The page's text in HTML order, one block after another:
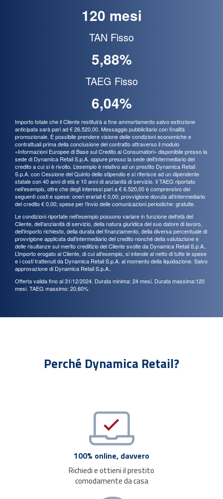
120 mesi
TAN Fisso
5,88%
TAEG Fisso
6,04%
Importo totale che il Cliente restituirà a fine ammortamento salvo estinzione
anticipata sarà pari ad € 26.520,00. Messaggio pubblicitario con finalità
promozionale. È possibile prendere visione delle condizioni economiche e
contrattuali prima della conclusione del contratto attraverso il modulo
«Informazioni Europee di Base sul Credito ai Consumatori» disponibile presso la
sede di Dynamica Retail S.p.A. oppure presso la sede dell’intermediario del
credito a cui si è rivolto. L’esempio è relativo ad un prestito Dynamica Retail
S.p.A. con Cessione del Quinto dello stipendio e si riferisce ad un dipendente
statale con 40 anni di età e 10 anni di anzianità di servizio. Il TAEG riportato
nell’esempio, oltre che degli interessi pari a € 6.520,00 è comprensivo dei
seguenti costi e spese: oneri erariali € 0,00; provvigione dovuta all’intermediario
del credito € 0,00; spese per l’invio delle comunicazioni periodiche: gratuite.
Le condizioni riportate nell’esempio possono variare in funzione dell’età del
Cliente, dell’anzianità di servizio, della natura giuridica del suo datore di lavoro,
dell’importo richiesto, della durata del finanziamento, della diversa percentuale di
provvigione applicata dall’intermediario del credito nonché della valutazione e
delle risultanze sul merito creditizio del Cliente svolte da Dynamica Retail S.p.A..
L’importo erogato al Cliente, di cui all’esempio, si intende al netto di tutte le spese
e i costi trattenuti da Dynamica Retail S.p.A. al momento della liquidazione. Salvo
approvazione di Dynamica Retail S.p.A..
Offerta valida fino al 31/12/2024. Durata minima: 24 mesi. Durata massima:120
mesi. TAEG massimo: 20,60%
Perché Dynamica Retail?
100% online, davvero
Richiedi e ottieni il prestito
comodamente da casa